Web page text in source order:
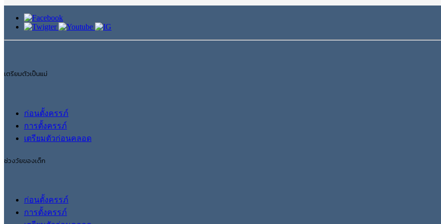
เตรียมตัวเป็นแม่
ก่อนตั้งครรภ์
การตั้งครรภ์
เตรียมตัวก่อนคลอด
ช่วงวัยของเด็ก
ก่อนตั้งครรภ์
การตั้งครรภ์